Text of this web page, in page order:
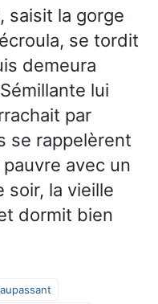
saisit la gorge
se tordit
demeura
lui
par
se rappelèrent
avec un
soir, la vieille
dormit bien